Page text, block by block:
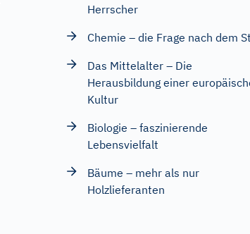
Herrscher
Chemie – die Frage nach dem
Das Mittelalter – Die
Herausbildung einer
Kultur
Biologie – faszinierende
Lebensvielfalt
Bäume – mehr als nur
Holzlieferanten